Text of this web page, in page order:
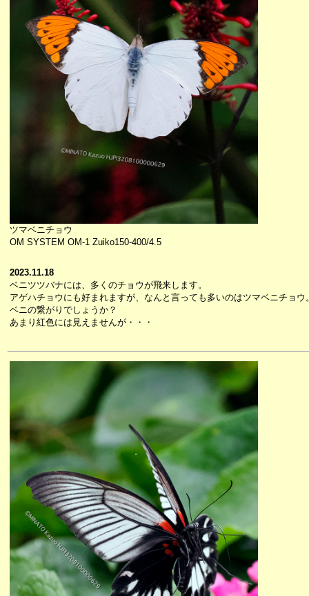
ツマベニチョウ
OM SYSTEM OM-1 Zuiko150-400/4.5
2023.11.18
ベニツツバナには、多くのチョウが飛来します。
アゲハチョウにも好まれますが、なんと言っても多いのはツマベニチョウ
ベニの繋がりでしょうか？
あまり紅色には見えませんが・・・